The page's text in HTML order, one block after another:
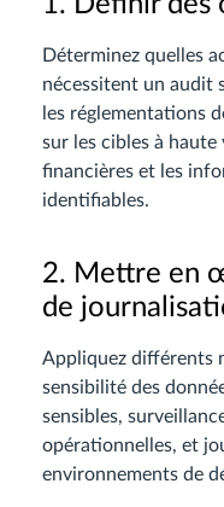
Déterminez quelles
nécessitent un audit
les réglementations
sur les cibles à haute
financières et les
identifiables.
2. Mettre en
de
Appliquez différents
sensibilité des
sensibles,
opérationnelles, et
environnements de